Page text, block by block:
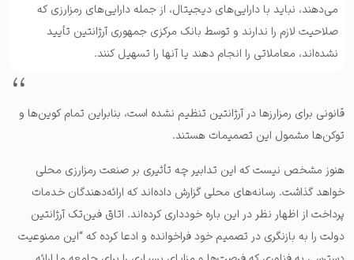
می‌دهند، نباید با دارایی‌های دیجیتال، از جمله دارایی‌های رمزارزی که
صلاحیت لازم را ندارند و توسط بانک مرکزی جمهوری آرژانتین تأیید
نشده‌اند، معاملاتی را انجام دهند یا آنها را تسهیل کنند.
قانونی برای رمزارزها در آرژانتین تنظیم نشده‌ است، بنابراین تمام کوین‌ها و
توکن‌ها مشمول این تصمیمات هستند.
هنوز مشخص نیست که این تدابیر چه تأثیری بر صنعت رمزارزی محلی
خواهد گذاشت. رسانه‌های محلی گزارش داده‌اند که ارائه‌دهندگان خدمات
پرداخت از اظهار نظر در این باره خودداری کرده‌اند. اتاق فین‌تک آرژانتین
دولت را به بازنگری در تصمیم خود فراخوانده و ادعا کرده که “این ممنوعیت